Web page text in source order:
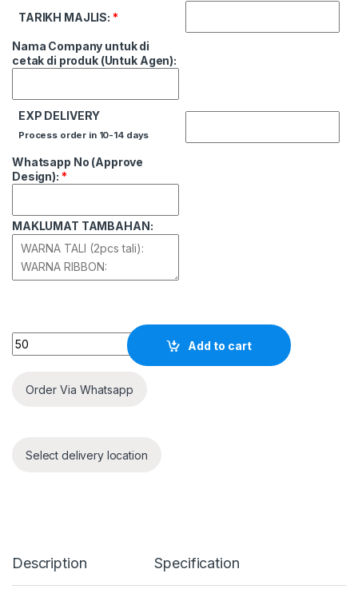
TARIKH MAJLIS: *
Nama Company untuk di
cetak di produk (Untuk Agen):
EXP DELIVERY
Process order in 10-14 days
Whatsapp No (Approve
Design): *
MAKLUMAT TAMBAHAN:
Quantity
Add to cart
Order Via Whatsapp
Select delivery location
Description Specification